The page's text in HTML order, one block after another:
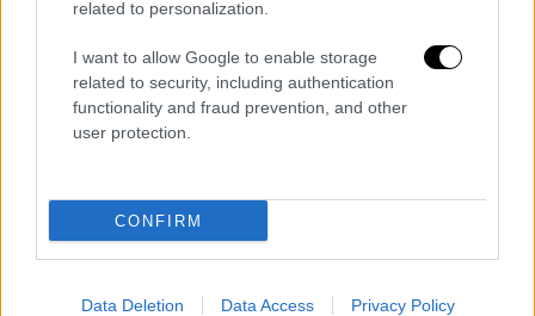
related to personalization.
I want to allow Google to enable storage
related to security, including authentication
functionality and fraud prevention, and other
user protection.
CONFIRM
Data Deletion Data Access Privacy Policy
αυτοκινητιστικό ατύχημα, μεταφέρονται στα
επείγοντα, και οι συγγενείς τους στην
αίθουσα αναμονής ξεδιπλώνουν την